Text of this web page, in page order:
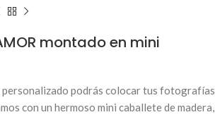
montado en mini
podrás colocar tus fotografías
con un hermoso mini caballete de madera,